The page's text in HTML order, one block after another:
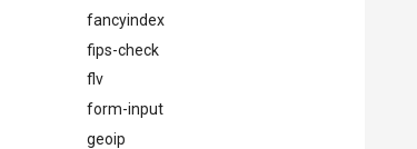
fancyindex
fips-check
flv
form-input
geoip